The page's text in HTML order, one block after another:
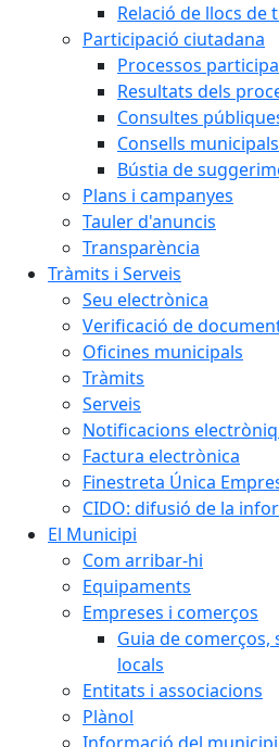
Relació de llocs
Participació ciutadana
Processos
Resultats dels
Consultes
Consells municipals
Bústia de
Plans i campanyes
Tauler d'anuncis
Transparència
Tràmits i Serveis
Seu electrònica
Verificació de
Oficines municipals
Tràmits
Serveis
Notificacions
Factura electrònica
Finestreta Única
CIDO: difusió de la
El Municipi
Com arribar-hi
Equipaments
Empreses i comerços
Guia de
locals
Entitats i associacions
Plànol